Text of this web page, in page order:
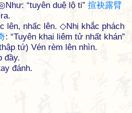
“tuyên duệ lộ ti” 揎袂露臂
lên, nhấc lên. ◇Nhị khắc phách
: “Tuyên khai liêm tử nhất khán”
tứ) Vén rèm lên nhìn.
đầy.
đánh.